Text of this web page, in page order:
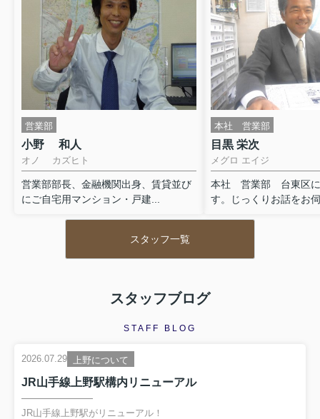
営業部
小野 和人
オノ カズヒト
営業部部長、金融機関出身、賃貸並び
にご自宅用マンション・戸建...
本社 営業部
目黒 栄次
メグロ エイジ
本社 営業部 台東区に
す。じっくりお話をお
スタッフ一覧
スタッフブログ
STAFF BLOG
2026.07.29 上野について
JR山手線上野駅構内リニューアル
JR山手線上野駅がリニューアル！